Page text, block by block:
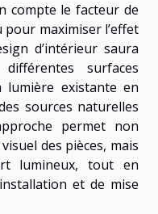
compte le facteur de
maximiser l’effet
d’intérieur saura
surfaces
lumière existante en
sources naturelles
permet non
des pièces, mais
lumineux, tout en
et de mise